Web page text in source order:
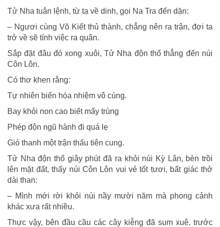
Tử Nha tuân lệnh, từ tạ về dinh, gọi Na Tra đến dặn:
– Ngươi cùng Võ Kiết thủ thành, chẳng nên ra trận, đợi ta
trở về sẽ tính việc ra quân.
Sắp đặt đâu đó xong xuôi, Tử Nha độn thổ thẳng đến núi
Côn Lôn.
Có thơ khen rằng:
Tự nhiên biến hóa nhiệm vô cùng.
Bay khỏi non cao biết mấy trùng
Phép độn ngũ hành đi quá lẹ
Gió thanh một trận thấu tiên cung.
Tử Nha độn thổ giây phút đã ra khỏi núi Kỳ Lân, bèn trồi
lên mặt đất, thấy núi Côn Lôn vui vẻ tốt tươi, bất giác thở
dài than:
– Mình mới rời khỏi núi nầy mười năm mà phong cảnh
khác xưa rất nhiều.
Thực vậy, bên đầu cầu các cây kiễng đã sum xuê, trước